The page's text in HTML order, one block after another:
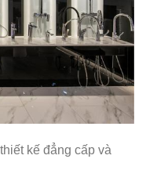
kế đẳng cấp và